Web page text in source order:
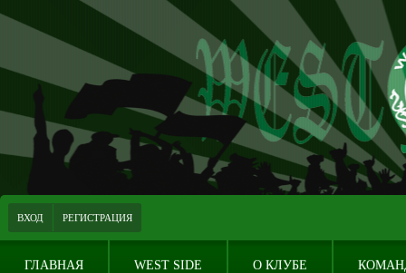
ВХОД РЕГИСТРАЦИЯ
ГЛАВНАЯ WEST SIDE О КЛУБЕ